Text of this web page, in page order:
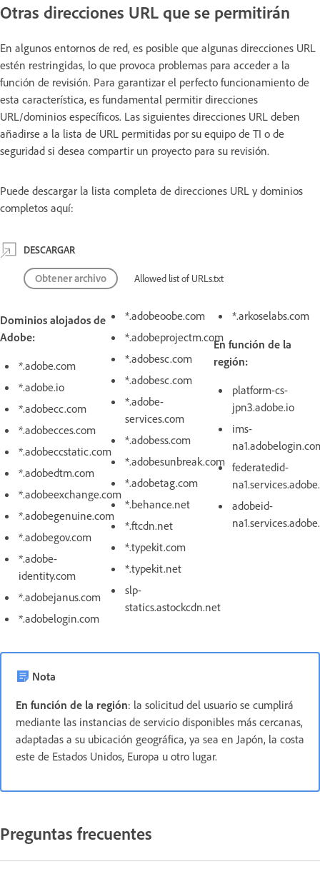
Otras direcciones URL que se permitirán
En algunos entornos de red, es posible que algunas direcciones URL
estén restringidas, lo que provoca problemas para acceder a la
función de revisión. Para garantizar el perfecto funcionamiento de
esta característica, es fundamental permitir direcciones
URL/dominios específicos. Las siguientes direcciones URL deben
añadirse a la lista de URL permitidas por su equipo de TI o de
seguridad si desea compartir un proyecto para su revisión.
Puede descargar la lista completa de direcciones URL y dominios
completos aquí:
DESCARGAR
Obtener archivo Allowed list of URLs.txt
Dominios alojados de
Adobe:
*.adobe.com
*.adobe.io
*.adobecc.com
*.adobecces.com
*.adobeccstatic.com
*.adobedtm.com
*.adobeexchange.com
*.adobegenuine.com
*.adobegov.com
*.adobe-
identity.com
*.adobejanus.com
*.adobelogin.com
*.adobeoobe.com
*.adobeprojectm.com
*.adobesc.com
*.adobesc.com
*.adobe-
services.com
*.adobess.com
*.adobesunbreak.com
*.adobetag.com
*.behance.net
*.ftcdn.net
*.typekit.com
*.typekit.net
slp-
statics.astockcdn.net
*.arkoselabs.com
En función de la
región:
platform-cs-
jpn3.adobe.io
ims-
federatedid-
adobeid-
Nota
En función de la región: la solicitud del usuario se cumplirá
mediante las instancias de servicio disponibles más cercanas,
adaptadas a su ubicación geográfica, ya sea en Japón, la costa
este de Estados Unidos, Europa u otro lugar.
Preguntas frecuentes